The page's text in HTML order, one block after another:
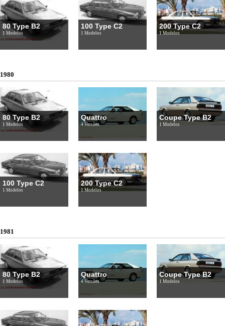
80 Type B2
1 Modelos
100 Type C2
1 Modelos
200 Type C2
1 Modelos
1980
80 Type B2
1 Modelos
Quattro
4 Versões
Coupe Type B2
1 Modelos
100 Type C2
1 Modelos
200 Type C2
1 Modelos
1981
80 Type B2
1 Modelos
Quattro
4 Versões
Coupe Type B2
1 Modelos